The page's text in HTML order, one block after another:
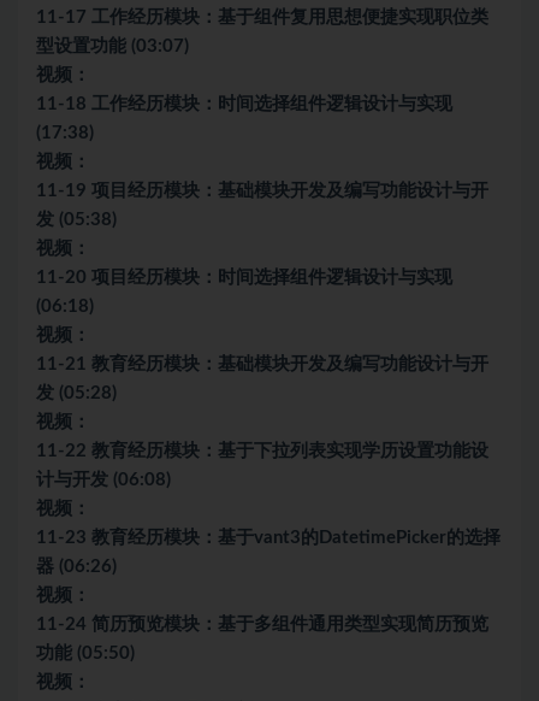
11-17 工作经历模块：基于组件复用思想便捷实现职位类
型设置功能 (03:07)
视频：
11-18 工作经历模块：时间选择组件逻辑设计与实现
(17:38)
视频：
11-19 项目经历模块：基础模块开发及编写功能设计与开
发 (05:38)
视频：
11-20 项目经历模块：时间选择组件逻辑设计与实现
(06:18)
视频：
11-21 教育经历模块：基础模块开发及编写功能设计与开
发 (05:28)
视频：
11-22 教育经历模块：基于下拉列表实现学历设置功能设
计与开发 (06:08)
视频：
11-23 教育经历模块：基于vant3的DatetimePicker的选择
器 (06:26)
视频：
11-24 简历预览模块：基于多组件通用类型实现简历预览
功能 (05:50)
视频：